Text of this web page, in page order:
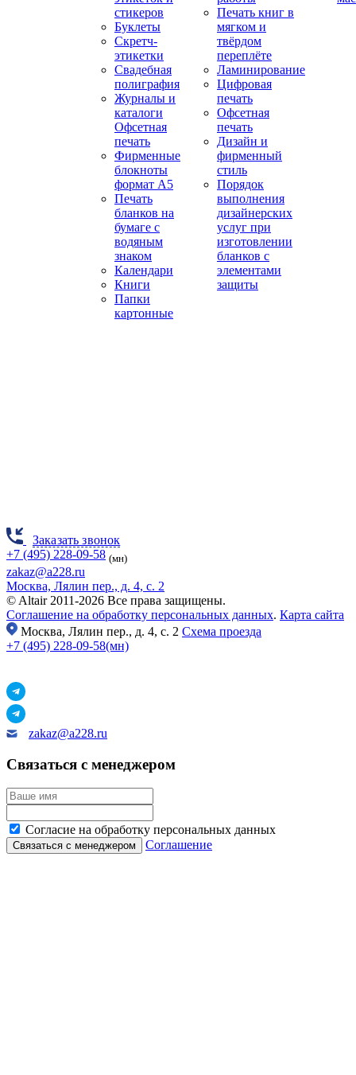
стикеров
Буклеты
Скретч-
этикетки
Свадебная
полиграфия
Журналы и
каталоги
Офсетная
печать
Фирменные
блокноты
формат А5
Печать
бланков на
бумаге с
водяным
знаком
Календари
Книги
Папки
картонные
Печать книг в
мягком и
твёрдом
переплёте
Ламинирование
Цифровая
печать
Офсетная
печать
Дизайн и
фирменный
стиль
Порядок
выполнения
дизайнерских
услуг при
изготовлении
бланков с
элементами
защиты
Заказать звонок
+7 (495) 228-09-58 (мн)
zakaz@a228.ru
Москва, Лялин пер., д. 4, с. 2
© Altair 2011-2026 Все права защищены.
Соглашение на обработку персональных данных. Карта сайта
Москва, Лялин пер., д. 4, с. 2 Схема проезда
+7 (495) 228-09-58(мн)
zakaz@a228.ru
Связаться с менеджером
Согласие на обработку персональных данных
Соглашение